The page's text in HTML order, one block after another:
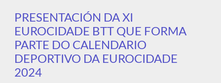
PRESENTACIÓN DA XI
EUROCIDADE BTT QUE FORMA
PARTE DO CALENDARIO
DEPORTIVO DA EUROCIDADE
2024